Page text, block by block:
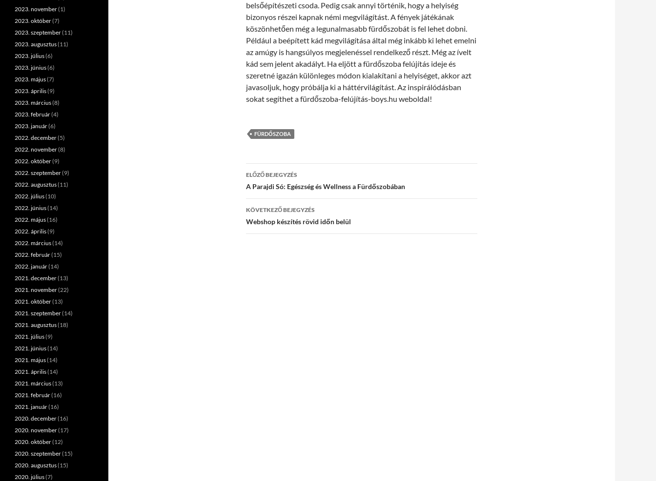
belsőépítészeti csoda. Pedig csak annyi történik, hogy a helyiség
bizonyos részei kapnak némi megvilágítást. A fények játékának
köszönhetően még a legunalmasabb fürdőszobát is fel lehet dobni.
Például a beépített kád megvilágítása által még inkább ki lehet emelni
az amúgy is hangsúlyos megjelenéssel rendelkező részt. Még az ívelt
kád sem jelent akadályt. Ha eljött a fürdőszoba felújítás ideje és
szeretné igazán különleges módon kialakítani a helyiséget, akkor azt
javasoljuk, hogy próbálja ki a háttérvilágítást. Az inspirálódásban
sokat segíthet a fürdőszoba-felújítás-boys.hu weboldal!
FÜRDŐSZOBA
Bejegyzések
navigációja
ELŐZŐ BEJEGYZÉS
A Parajdi Só: Egészség és Wellness a Fürdőszobában
KÖVETKEZŐ BEJEGYZÉS
Webshop készítés rövid időn belül
2023. november(1)
2023. október(7)
2023. szeptember(11)
2023. augusztus(11)
2023. július(6)
2023. június(6)
2023. május(7)
2023. április(9)
2023. március(8)
2023. február(4)
2023. január(6)
2022. december(5)
2022. november(8)
2022. október(9)
2022. szeptember(9)
2022. augusztus(11)
2022. július(10)
2022. június(14)
2022. május(16)
2022. április(9)
2022. március(14)
2022. február(15)
2022. január(14)
2021. december(13)
2021. november(22)
2021. október(13)
2021. szeptember(14)
2021. augusztus(18)
2021. július(9)
2021. június(14)
2021. május(14)
2021. április(14)
2021. március(13)
2021. február(16)
2021. január(16)
2020. december(16)
2020. november(17)
2020. október(12)
2020. szeptember(15)
2020. augusztus(15)
2020. július(7)